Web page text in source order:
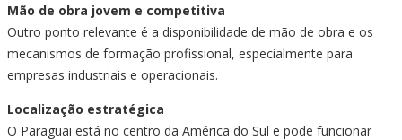
Mão de obra jovem e competitiva
Outro ponto relevante é a disponibilidade de mão de obra e os
mecanismos de formação profissional, especialmente para
empresas industriais e operacionais.
Localização estratégica
O Paraguai está no centro da América do Sul e pode funcionar